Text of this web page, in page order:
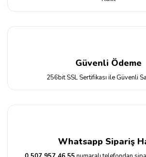
Güvenli Ödeme
256bit SSL Sertifikası ile Güvenli
Whatsapp Sipariş